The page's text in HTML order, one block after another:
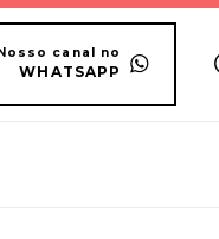
canal no
WHATSAPP